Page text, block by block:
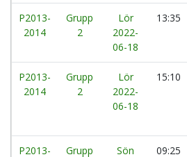
P2013-
2014
Grupp
2
Lör
2022-
06-18
13:35
P2013-
2014
Grupp
2
Lör
2022-
06-18
15:10
P2013-
Grupp
Sön
09:25